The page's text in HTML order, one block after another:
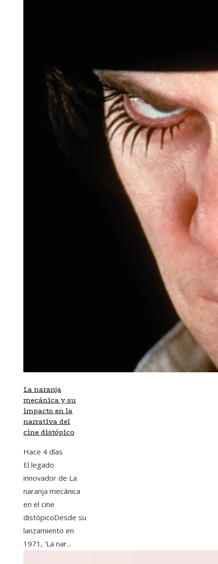
La naranja
mecánica y su
impacto en la
narrativa del
cine distópico
Hace 4 días
El legado
innovador de La
naranja mecánica
en el cine
distópicoDesde su
lanzamiento en
1971, ‘La nar...